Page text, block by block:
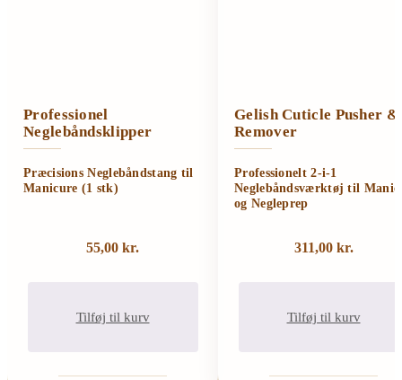
Professionel
Neglebåndsklipper
Præcisions Neglebåndstang til
Manicure (1 stk)
55,00 kr.
Tilføj til kurv
Gelish Cuticle Pusher &
Remover
Professionelt 2-i-1
Neglebåndsværktøj til
og Negleprep
311,00 kr.
Tilføj til kurv